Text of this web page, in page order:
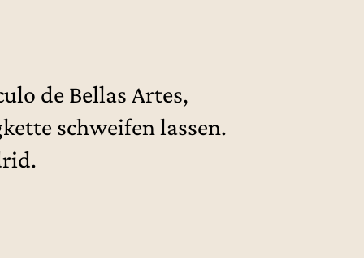
de Bellas Artes,
schweifen lassen.